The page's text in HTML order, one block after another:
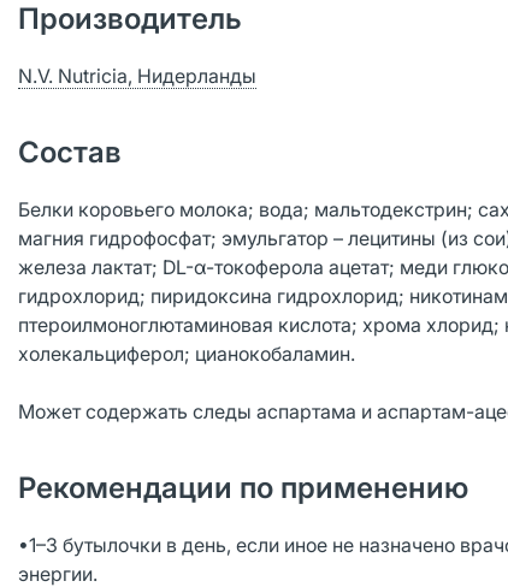
Производитель
N.V. Nutricia, Нидерланды
Состав
Белки коровьего молока; вода; мальтодекстрин;
магния гидрофосфат; эмульгатор – лецитины (из
железа лактат; DL-α-токоферола ацетат; меди
гидрохлорид; пиридоксина гидрохлорид;
птероилмоноглютаминовая кислота; хрома
холекальциферол; цианокобаламин.
Может содержать следы аспартама и аспартам-
Рекомендации по применению
•1–3 бутылочки в день, если иное не назначено
энергии.